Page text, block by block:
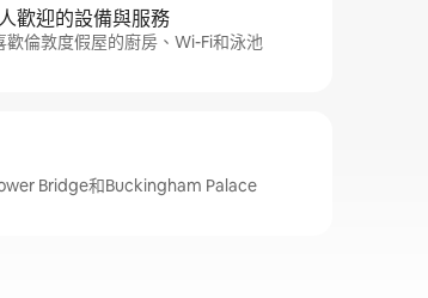
歡迎的設備與服務
歡倫敦度假屋的廚房、Wi-Fi和泳池
Bridge和Buckingham Palace